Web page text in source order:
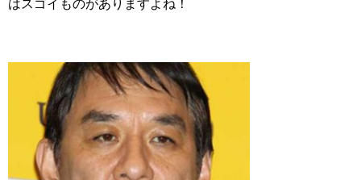
はスゴイものがありますよね！